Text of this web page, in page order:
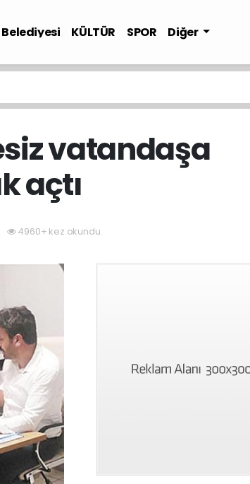
KÜLTÜR SPOR Diğer
vatandaşa
açtı
4960+ kez okundu.